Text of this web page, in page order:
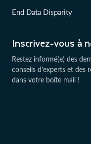
Inscrivez-vous à
Restez informé(e) des
conseils d'experts et des
dans votre boîte mail !
End Data Disparity